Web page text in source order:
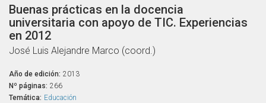
Buenas prácticas en la docencia
universitaria con apoyo de TIC. Experiencias
en 2012
José Luis Alejandre Marco (coord.)
Año de edición: 2013
Nº páginas: 266
Temática: Educación